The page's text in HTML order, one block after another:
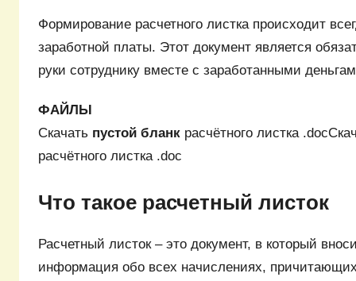
Формирование расчетного листка происходит
заработной платы. Этот документ является
руки сотруднику вместе с заработанными
ФАЙЛЫ
Скачать пустой бланк расчётного листка .doc
расчётного листка .doc
Что такое расчетный листок
Расчетный листок – это документ, в который
информация обо всех начислениях,